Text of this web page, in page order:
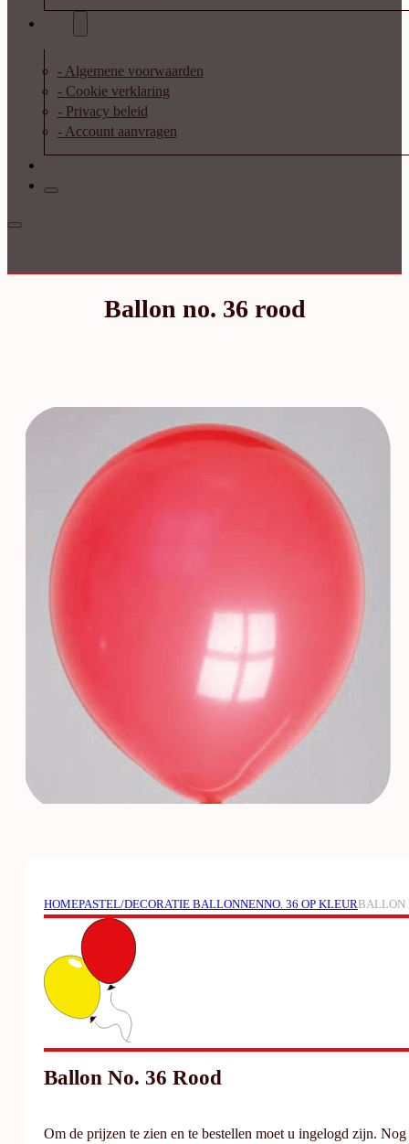
- Algemene voorwaarden
- Cookie verklaring
- Privacy beleid
- Account aanvragen
Ballon no. 36 rood
HOMEPASTEL/DECORATIE BALLONNENNO. 36 OP KLEURBALLON
Ballon No. 36 Rood
Om de prijzen te zien en te bestellen moet u ingelogd zijn. Nog